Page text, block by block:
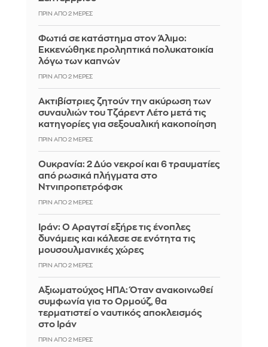
ΠΡΙΝ ΑΠΌ 2 ΜΈΡΕΣ
Φωτιά σε κατάστημα στον Άλιμο:
Εκκενώθηκε προληπτικά πολυκατοικία
λόγω των καπνών
ΠΡΙΝ ΑΠΌ 2 ΜΈΡΕΣ
Ακτιβίστριες ζητούν την ακύρωση των
συναυλιών του Τζάρεντ Λέτο μετά τις
κατηγορίες για σεξουαλική κακοποίηση
ΠΡΙΝ ΑΠΌ 2 ΜΈΡΕΣ
Ουκρανία: 2 Δύο νεκροί και 6 τραυματίες
από ρωσικά πλήγματα στο
Ντνιπροπετρόφσκ
ΠΡΙΝ ΑΠΌ 2 ΜΈΡΕΣ
Ιράν: Ο Αραγτσί εξήρε τις ένοπλες
δυνάμεις και κάλεσε σε ενότητα τις
μουσουλμανικές χώρες
ΠΡΙΝ ΑΠΌ 2 ΜΈΡΕΣ
Αξιωματούχος ΗΠΑ: Όταν ανακοινωθεί
συμφωνία για το Ορμούζ, θα
τερματιστεί ο ναυτικός αποκλεισμός
στο Ιράν
ΠΡΙΝ ΑΠΌ 2 ΜΈΡΕΣ